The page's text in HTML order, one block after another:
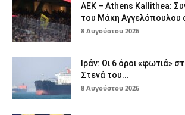
ΑΕΚ – Athens Kallithea:
του Μάκη Αγγελόπουλου
8 Αυγούστου 2026
Ιράν: Οι 6 όροι «φωτιά»
Στενά του...
8 Αυγούστου 2026